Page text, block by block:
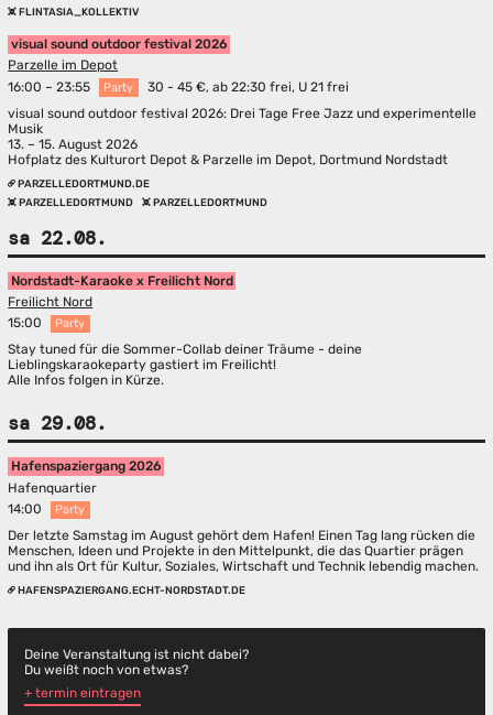
FLINTASIA_KOLLEKTIV
visual sound outdoor festival 2026
Parzelle im Depot
16:00 – 23:55
Party
30 - 45 €, ab 22:30 frei, U 21 frei
visual sound outdoor festival 2026: Drei Tage Free Jazz und experimentelle
Musik
13. – 15. August 2026
Hofplatz des Kulturort Depot & Parzelle im Depot, Dortmund Nordstadt
PARZELLEDORTMUND.DE
PARZELLEDORTMUND
PARZELLEDORTMUND
sa 22.08.
Nordstadt-Karaoke x Freilicht Nord
Freilicht Nord
15:00
Party
Stay tuned für die Sommer-Collab deiner Träume - deine
Lieblingskaraokeparty gastiert im Freilicht!
Alle Infos folgen in Kürze.
sa 29.08.
Hafenspaziergang 2026
Hafenquartier
14:00
Party
Der letzte Samstag im August gehört dem Hafen! Einen Tag lang rücken die
Menschen, Ideen und Projekte in den Mittelpunkt, die das Quartier prägen
und ihn als Ort für Kultur, Soziales, Wirtschaft und Technik lebendig machen.
HAFENSPAZIERGANG.ECHT-NORDSTADT.DE
Deine Veranstaltung ist nicht dabei?
Du weißt noch von etwas?
+ termin eintragen